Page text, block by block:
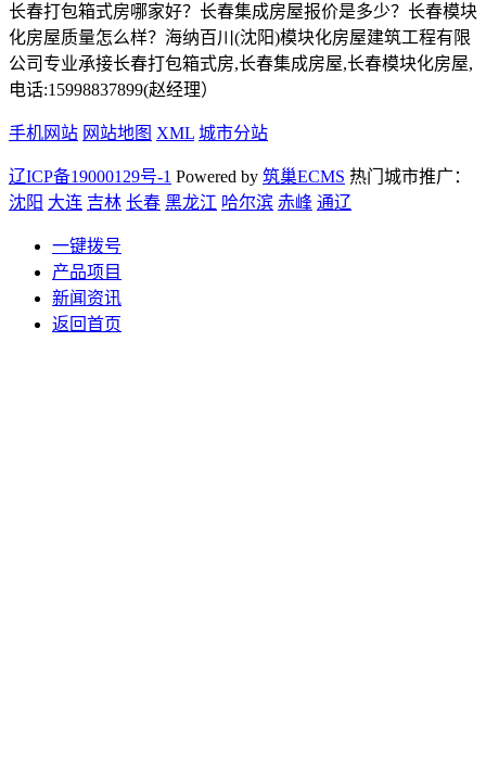
长春打包箱式房哪家好？长春集成房屋报价是多少？长春模块
化房屋质量怎么样？海纳百川(沈阳)模块化房屋建筑工程有限
公司专业承接长春打包箱式房,长春集成房屋,长春模块化房屋,
电话:15998837899(赵经理）
手机网站 网站地图 XML 城市分站
辽ICP备19000129号-1 Powered by 筑巢ECMS 热门城市推广：
沈阳 大连 吉林 长春 黑龙江 哈尔滨 赤峰 通辽
一键拨号
产品项目
新闻资讯
返回首页